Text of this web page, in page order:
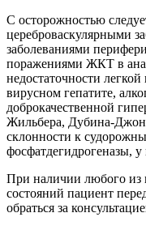
С осторожностью
цереброваскулярными
заболеваниями
поражениями ЖКТ в
недостаточности
вирусном гепатите,
доброкачественной
Жильбера, Дубина-
склонности к
фосфатдегидрогеназы,
При наличии любого из
состояний пациент
обраться за